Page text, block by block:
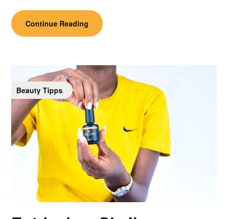
Continue Reading
Beauty Tipps